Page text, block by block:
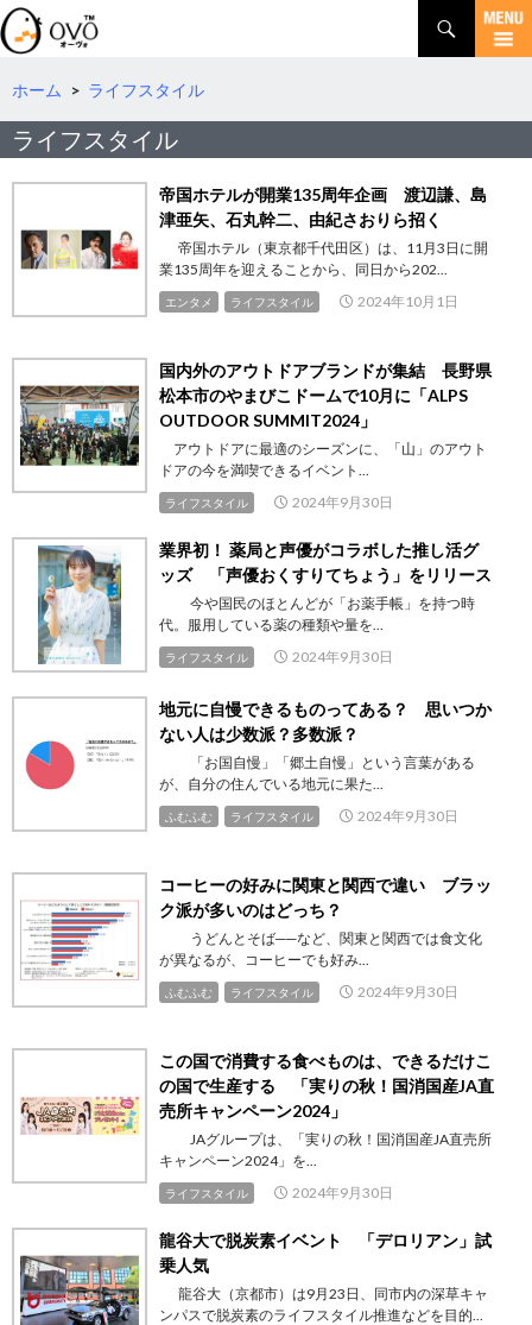
検
索
コ
テ
ツ
へ
移
ホーム > ライフスタイル
ライフスタイル
帝国ホテルが開業135周年企画 渡辺謙、島
津亜矢、石丸幹二、由紀さおりら招く
帝国ホテル（東京都千代田区）は、11月3日に開
業135周年を迎えることから、同日から202...
エンタメ ライフスタイル 2024年10月1日
国内外のアウトドアブランドが集結 長野県
松本市のやまびこドームで10月に「ALPS
OUTDOOR SUMMIT2024」
アウトドアに最適のシーズンに、「山」のアウト
ドアの今を満喫できるイベント...
ライフスタイル 2024年9月30日
業界初！ 薬局と声優がコラボした推し活グ
ッズ 「声優おくすりてちょう」をリリース
今や国民のほとんどが「お薬手帳」を持つ時
代。服用している薬の種類や量を...
ライフスタイル 2024年9月30日
地元に自慢できるものってある？ 思いつか
ない人は少数派？多数派？
「お国自慢」「郷土自慢」という言葉がある
が、自分の住んでいる地元に果た...
ふむふむ ライフスタイル 2024年9月30日
コーヒーの好みに関東と関西で違い ブラッ
ク派が多いのはどっち？
うどんとそば──など、関東と関西では食文化
が異なるが、コーヒーでも好み...
ふむふむ ライフスタイル 2024年9月30日
この国で消費する食べものは、できるだけこ
の国で生産する 「実りの秋！国消国産JA直
売所キャンペーン2024」
JAグループは、「実りの秋！国消国産JA直売所
キャンペーン2024」を...
ライフスタイル 2024年9月30日
龍谷大で脱炭素イベント 「デロリアン」試
乗人気
龍谷大（京都市）は9月23日、同市内の深草キャ
ンパスで脱炭素のライフスタイル推進などを目的...